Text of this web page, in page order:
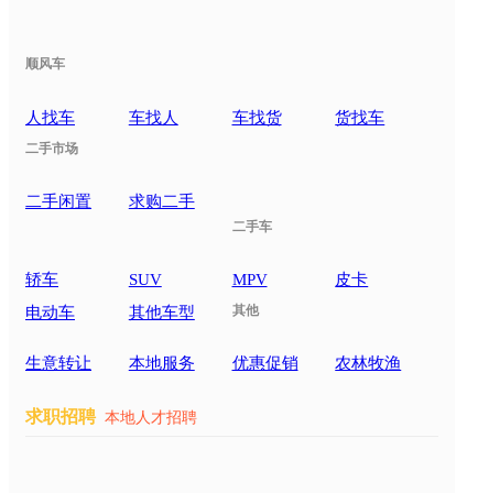
顺风车
人找车 车找人 车找货 货找车
二手市场
二手闲置 求购二手
二手车
轿车 SUV MPV
皮卡
电动车
其他车型 其他
生意转让 本地服务 优惠促销 农林牧渔
求职招聘 本地人才招聘